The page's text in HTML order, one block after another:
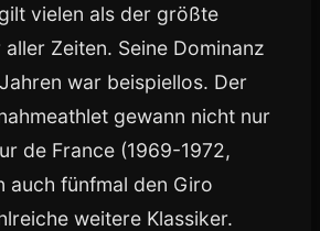
vielen als der größte
Zeiten. Seine Dominanz
war beispiellos. Der
gewann nicht nur
de France (1969-1972,
auch fünfmal den Giro
weitere Klassiker.